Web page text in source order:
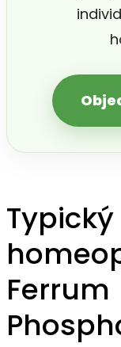
Typický
Ferrum